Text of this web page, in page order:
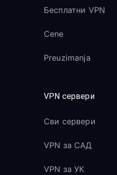
Бесплатни VPN
Cene
Preuzimanja
VPN сервери
Сви сервери
VPN за САД
VPN за УК